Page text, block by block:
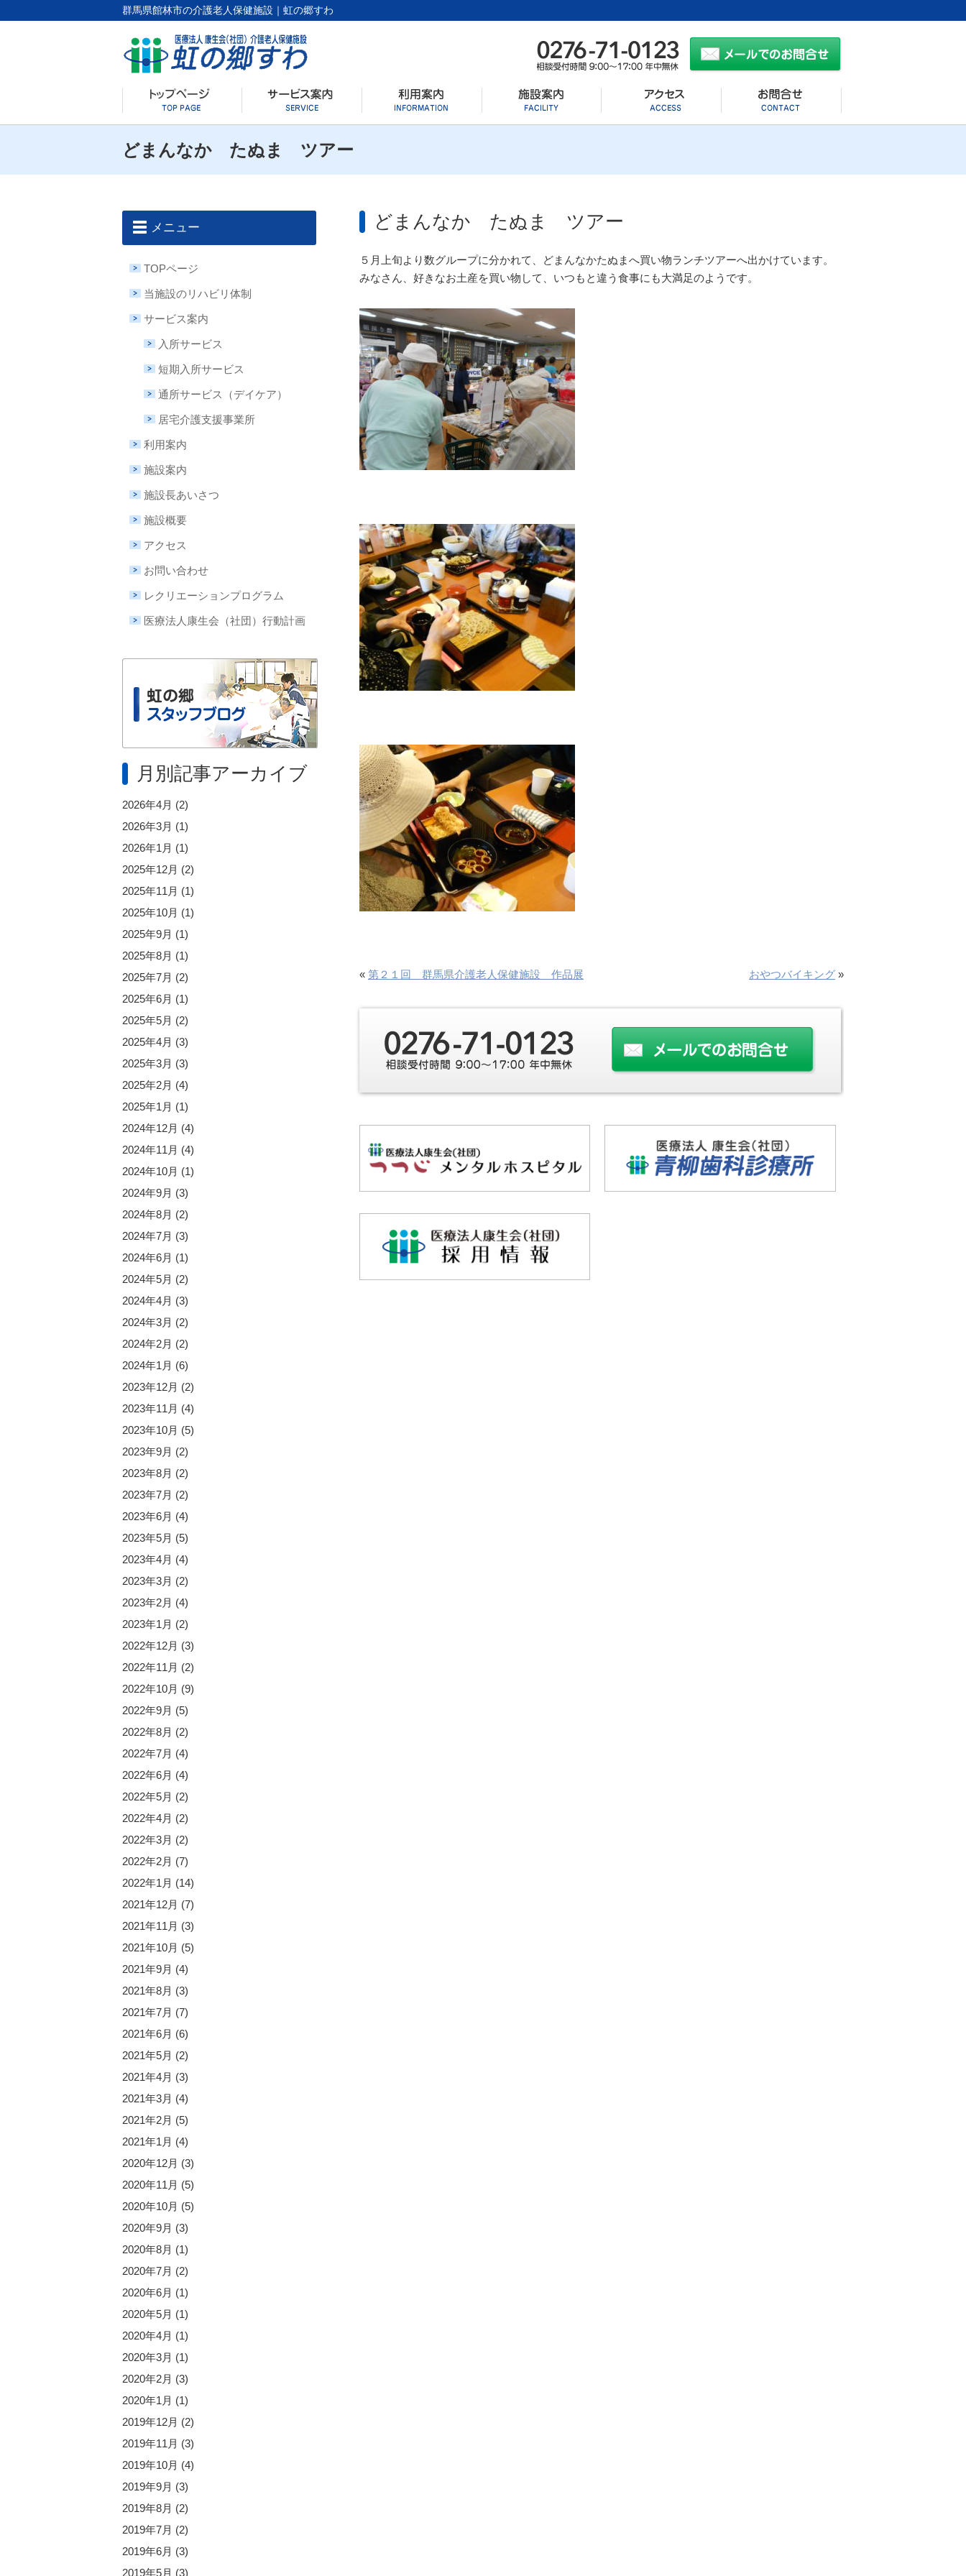
群馬県館林市の介護老人保健施設｜虹の郷すわ
どまんなか たぬま ツアー
どまんなか たぬま ツアー
５月上旬より数グループに分かれて、どまんなかたぬまへ買い物ランチツアーへ出かけています。
みなさん、好きなお土産を買い物して、いつもと違う食事にも大満足のようです。
« 第２１回 群馬県介護老人保健施設 作品展 おやつバイキング »
メニュー
TOPページ
当施設のリハビリ体制
サービス案内
入所サービス
短期入所サービス
通所サービス（デイケア）
居宅介護支援事業所
利用案内
施設案内
施設長あいさつ
施設概要
アクセス
お問い合わせ
レクリエーションプログラム
医療法人康生会（社団）行動計画
月別記事アーカイブ
2026年4月 (2)
2026年3月 (1)
2026年1月 (1)
2025年12月 (2)
2025年11月 (1)
2025年10月 (1)
2025年9月 (1)
2025年8月 (1)
2025年7月 (2)
2025年6月 (1)
2025年5月 (2)
2025年4月 (3)
2025年3月 (3)
2025年2月 (4)
2025年1月 (1)
2024年12月 (4)
2024年11月 (4)
2024年10月 (1)
2024年9月 (3)
2024年8月 (2)
2024年7月 (3)
2024年6月 (1)
2024年5月 (2)
2024年4月 (3)
2024年3月 (2)
2024年2月 (2)
2024年1月 (6)
2023年12月 (2)
2023年11月 (4)
2023年10月 (5)
2023年9月 (2)
2023年8月 (2)
2023年7月 (2)
2023年6月 (4)
2023年5月 (5)
2023年4月 (4)
2023年3月 (2)
2023年2月 (4)
2023年1月 (2)
2022年12月 (3)
2022年11月 (2)
2022年10月 (9)
2022年9月 (5)
2022年8月 (2)
2022年7月 (4)
2022年6月 (4)
2022年5月 (2)
2022年4月 (2)
2022年3月 (2)
2022年2月 (7)
2022年1月 (14)
2021年12月 (7)
2021年11月 (3)
2021年10月 (5)
2021年9月 (4)
2021年8月 (3)
2021年7月 (7)
2021年6月 (6)
2021年5月 (2)
2021年4月 (3)
2021年3月 (4)
2021年2月 (5)
2021年1月 (4)
2020年12月 (3)
2020年11月 (5)
2020年10月 (5)
2020年9月 (3)
2020年8月 (1)
2020年7月 (2)
2020年6月 (1)
2020年5月 (1)
2020年4月 (1)
2020年3月 (1)
2020年2月 (3)
2020年1月 (1)
2019年12月 (2)
2019年11月 (3)
2019年10月 (4)
2019年9月 (3)
2019年8月 (2)
2019年7月 (2)
2019年6月 (3)
2019年5月 (3)